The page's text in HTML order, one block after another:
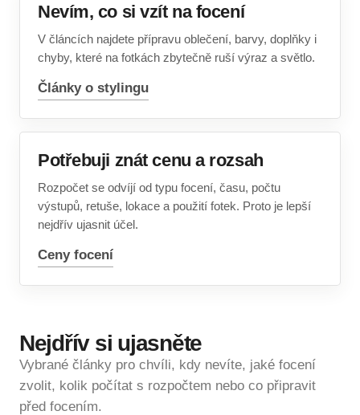
Nevím, co si vzít na focení
V článcích najdete přípravu oblečení, barvy, doplňky i
chyby, které na fotkách zbytečně ruší výraz a světlo.
Články o stylingu
Potřebuji znát cenu a rozsah
Rozpočet se odvíjí od typu focení, času, počtu
výstupů, retuše, lokace a použití fotek. Proto je lepší
nejdřív ujasnit účel.
Ceny focení
Nejdřív si ujasněte
Vybrané články pro chvíli, kdy nevíte, jaké focení
zvolit, kolik počítat s rozpočtem nebo co připravit
před focením.